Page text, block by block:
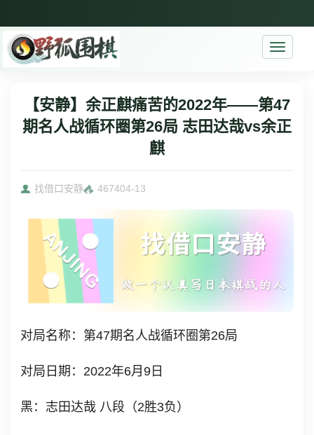
Toggle
【安静】余正麒痛苦的2022年——第47
期名人战循环圈第26局 志田达哉vs余正
麒
找借口安静 467404-13
对局名称：第47期名人战循环圈第26局
对局日期：2022年6月9日
黑：志田达哉 八段（2胜3负）